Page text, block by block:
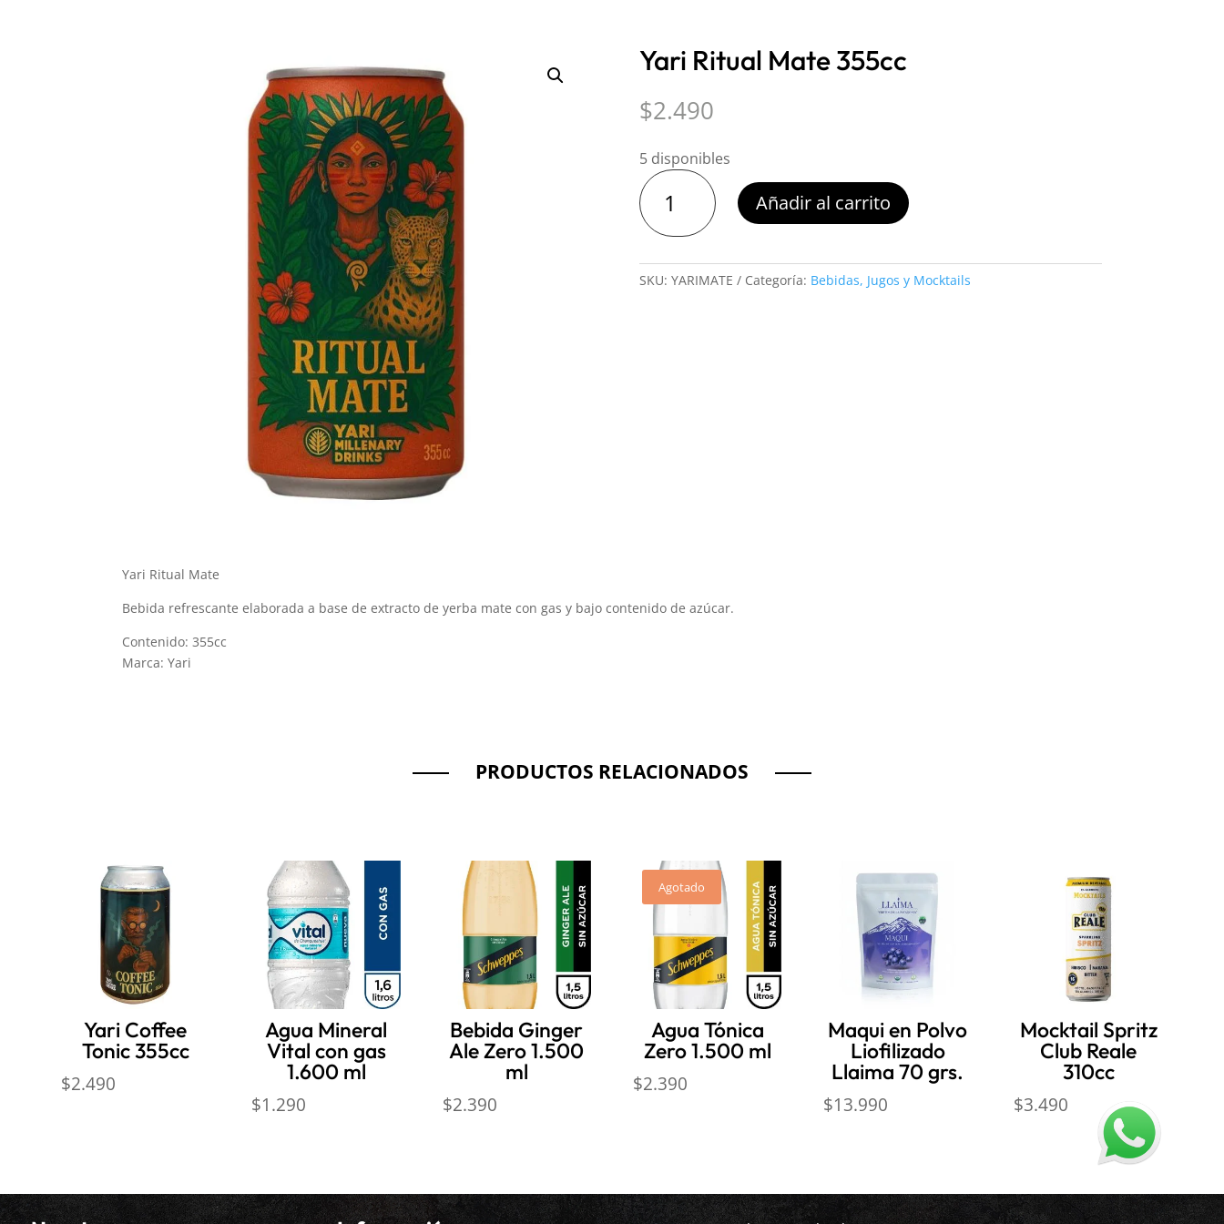
Yari Ritual Mate 355cc
$2.490
5 disponibles
Yari
Ritual
Mate
355cc
cantidad
Añadir al carrito
SKU: YARIMATE Categoría: Bebidas, Jugos y Mocktails
Yari Ritual Mate
Bebida refrescante elaborada a base de extracto de yerba mate con gas y bajo contenido de azúcar.
Contenido: 355cc
Marca: Yari
PRODUCTOS RELACIONADOS
Yari Coffee
Tonic 355cc
$2.490
Agua Mineral
Vital con gas
1.600 ml
$1.290
Bebida Ginger
Ale Zero 1.500
ml
$2.390
Agotado
Agua Tónica
Zero 1.500 ml
$2.390
Maqui en Polvo
Liofilizado
Llaima 70 grs.
$13.990
Mocktail Spritz
Club Reale
310cc
$3.490